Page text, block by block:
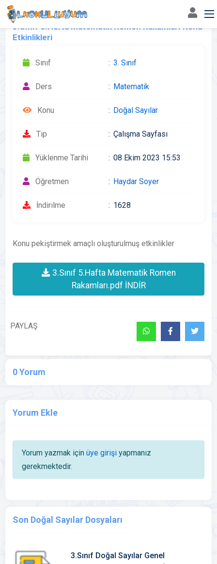
3.Sınıf 5.Hafta Matematik Romen Rakamları Konu
Etkinlikleri
Sınıf 3. Sınıf
Ders Matematik
Konu Doğal Sayılar
Tip Çalışma Sayfası
Yüklenme Tarihi 08 Ekim 2023 15:53
Öğretmen Haydar Soyer
İndirilme 1628
Konu pekiştirmek amaçlı oluşturulmuş etkinlikler
3.Sınıf 5.Hafta Matematik Romen
Rakamları.pdf İNDİR
PAYLAŞ
0 Yorum
Yorum Ekle
Yorum yazmak için üye girişiyapmanız
gerekmektedir.
Son Doğal Sayılar Dosyaları
3.Sınıf Doğal Sayılar Genel